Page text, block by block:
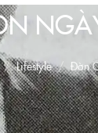
Lifestyle Đờn